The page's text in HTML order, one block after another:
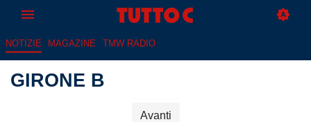
NOTIZIE MAGAZINE TMW RADIO
GIRONE B
Avanti